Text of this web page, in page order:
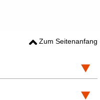
Zum Seitenanfang